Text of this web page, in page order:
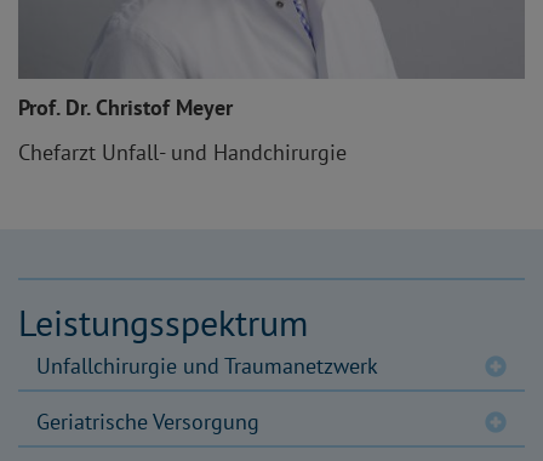
Prof. Dr. Christof Meyer
Chefarzt Unfall- und Handchirurgie
Leistungsspektrum
Unfallchirurgie und Traumanetzwerk
Geriatrische Versorgung